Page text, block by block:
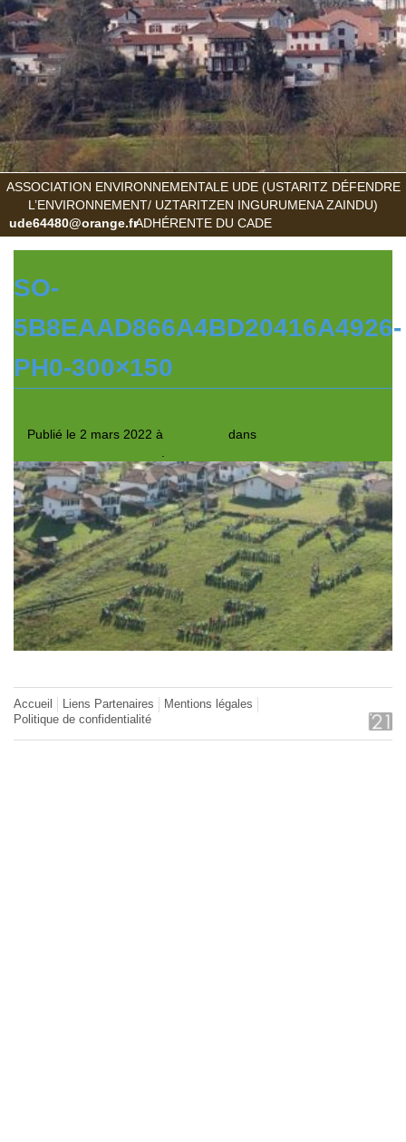
ASSOCIATION ENVIRONNEMENTALE UDE (USTARITZ DÉFENDRE
L’ENVIRONNEMENT/ UZTARITZEN INGURUMENA ZAINDU)
ADHÉRENTE DU CADE
ude64480@orange.fr
SO-
5B8EAAD866A4BD20416A4926-
PH0-300×150
Publié le 2 mars 2022 à dans
Accueil Liens Partenaires
Mentions légales
Politique de confidentialité